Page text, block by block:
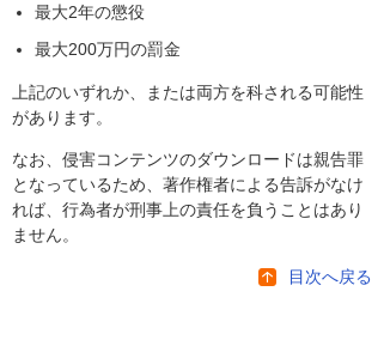
最大2年の懲役
最大200万円の罰金
上記のいずれか、または両方を科される可能性
があります。
なお、侵害コンテンツのダウンロードは親告罪
となっているため、著作権者による告訴がなけ
れば、行為者が刑事上の責任を負うことはあり
ません。
目次へ戻る